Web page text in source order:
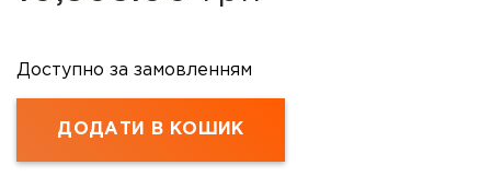
Доступно за замовленням
ДОДАТИ В КОШИК